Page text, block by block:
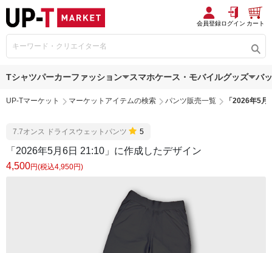
会員登録ログイン カート
Tシャツパーカーファッション スマホケース・モバイルグッズ バ
UP-Tマーケット マーケットアイテムの検索 パンツ販売一覧 「2026年5
7.7オンス ドライスウェットパンツ 5
「2026年5月6日 21:10」に作成したデザイン
4,500円(税込4,950円)